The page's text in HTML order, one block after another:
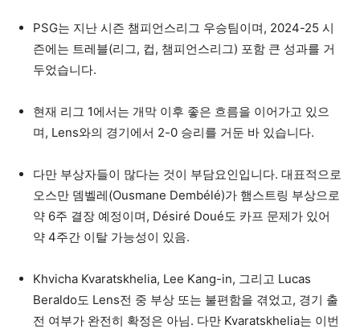
PSG는 지난 시즌 챔피언스리그 우승팀이며, 2024-25 시
즌에는 트레블(리그, 컵, 챔피언스리그) 포함 큰 성과를 거
두었습니다.
현재 리그 1에서는 개막 이후 좋은 흐름을 이어가고 있으
며, Lens와의 경기에서 2-0 승리를 거둔 바 있습니다.
다만 부상자들이 많다는 것이 부담요인입니다. 대표적으로
오스만 뎀벨레(Ousmane Dembélé)가 햄스트링 부상으로
약 6주 결장 예정이며, Désiré Doué도 카프 문제가 있어
약 4주간 이탈 가능성이 있음.
Khvicha Kvaratskhelia, Lee Kang-in, 그리고 Lucas
Beraldo도 Lens전 중 부상 또는 불편함을 겪었고, 경기 출
전 여부가 완전히 확정은 아님. 다만 Kvaratskhelia는 이번